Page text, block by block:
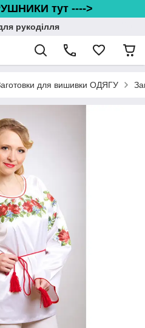
тут ---->
рукоділля
для вишивки ОДЯГУ